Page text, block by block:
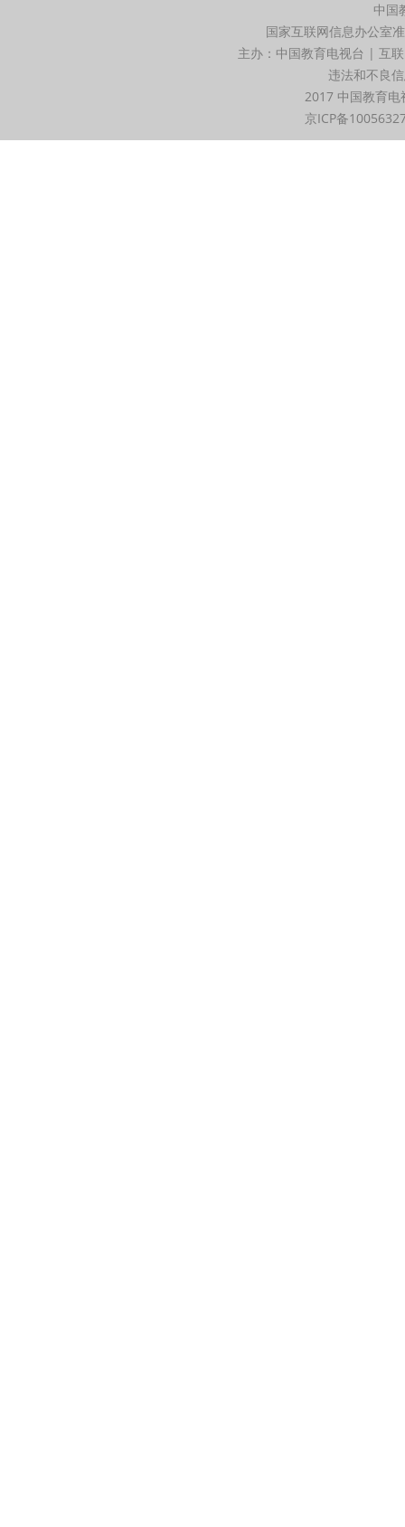
中国
国家互联网信息办公室
主办：中国教育电视台 | 互
违法和不良
2017 中国教育
京ICP备